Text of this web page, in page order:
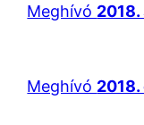
Meghívó
Meghívó